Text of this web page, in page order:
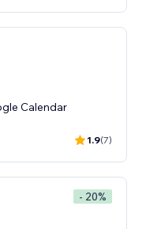
Calendar
1.9(7)
- 20%